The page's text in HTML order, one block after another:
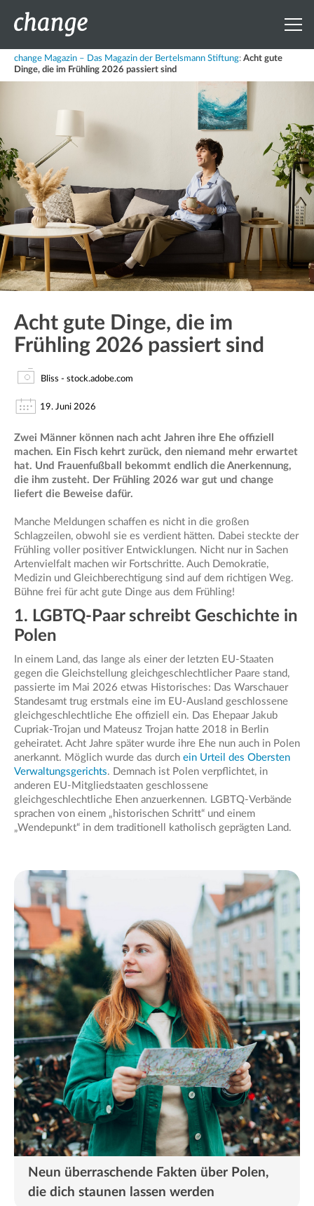
change Magazin – Das Magazin der Bertelsmann Stiftung: Acht gute
Dinge, die im Frühling 2026 passiert sind
Acht gute Dinge, die im
Frühling 2026 passiert sind
Bliss - stock.adobe.com
19. Juni 2026
Zwei Männer können nach acht Jahren ihre Ehe offiziell
machen. Ein Fisch kehrt zurück, den niemand mehr erwartet
hat. Und Frauenfußball bekommt endlich die Anerkennung,
die ihm zusteht. Der Frühling 2026 war gut und change
liefert die Beweise dafür.
Manche Meldungen schaffen es nicht in die großen
Schlagzeilen, obwohl sie es verdient hätten. Dabei steckte der
Frühling voller positiver Entwicklungen. Nicht nur in Sachen
Artenvielfalt machen wir Fortschritte. Auch Demokratie,
Medizin und Gleichberechtigung sind auf dem richtigen Weg.
Bühne frei für acht gute Dinge aus dem Frühling!
1. LGBTQ-Paar schreibt Geschichte in
Polen
In einem Land, das lange als einer der letzten EU-Staaten
gegen die Gleichstellung gleichgeschlechtlicher Paare stand,
passierte im Mai 2026 etwas Historisches: Das Warschauer
Standesamt trug erstmals eine im EU-Ausland geschlossene
gleichgeschlechtliche Ehe offiziell ein. Das Ehepaar Jakub
Cupriak-Trojan und Mateusz Trojan hatte 2018 in Berlin
geheiratet. Acht Jahre später wurde ihre Ehe nun auch in Polen
anerkannt. Möglich wurde das durch ein Urteil des Obersten
Verwaltungsgerichts. Demnach ist Polen verpflichtet, in
anderen EU-Mitgliedstaaten geschlossene
gleichgeschlechtliche Ehen anzuerkennen. LGBTQ-Verbände
sprachen von einem „historischen Schritt“ und einem
„Wendepunkt“ in dem traditionell katholisch geprägten Land.
Neun überraschende Fakten über Polen,
die dich staunen lassen werden